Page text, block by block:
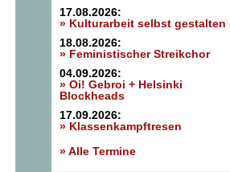
17.08.2026:
» Kulturarbeit selbst gestalten
18.08.2026:
» Feministischer Streikchor
04.09.2026:
» Oi! Gebroi + Helsinki
Blockheads
17.09.2026:
» Klassenkampftresen
» Alle Termine